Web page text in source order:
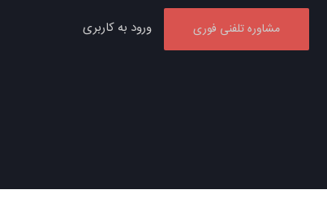
مشاوره تلفنی فوری ورود به کاربری